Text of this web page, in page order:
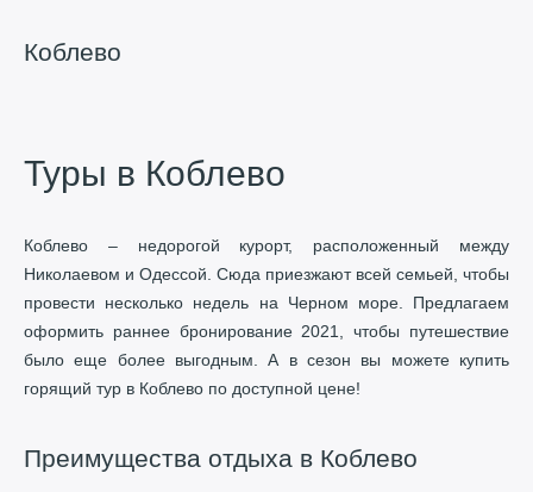
Коблево
Туры в Коблево
Коблево – недорогой курорт, расположенный между
Николаевом и Одессой. Сюда приезжают всей семьей, чтобы
провести несколько недель на Черном море. Предлагаем
оформить раннее бронирование 2021, чтобы путешествие
было еще более выгодным. А в сезон вы можете купить
горящий тур в Коблево по доступной цене!
Преимущества отдыха в Коблево